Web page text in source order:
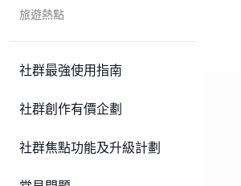
旅遊熱點
社群最強使用指南
社群創作有價企劃
社群焦點功能及升級計劃